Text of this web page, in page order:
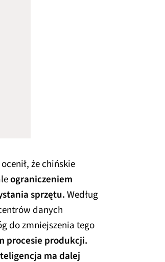
ocenił, że chińskie
ograniczeniem
sprzętu.Według
danych
do zmniejszenia tego
procesie produkcji.
ma dalej